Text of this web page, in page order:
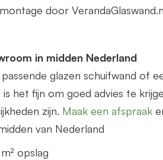
door
in midden Nederland
assende glazen schuifwand of
het fijn om goed advies te
zijn. Maak een afspraak
van Nederland
opslag